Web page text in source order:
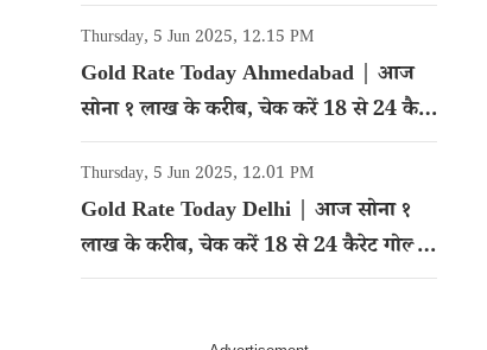
कैरेट गोल्ड का रेट
Thursday, 5 Jun 2025, 12.15 PM
Gold Rate Today Ahmedabad | आज
सोना १ लाख के करीब, चेक करें 18 से 24 कैरेट
गोल्ड का रेट
Thursday, 5 Jun 2025, 12.01 PM
Gold Rate Today Delhi | आज सोना १
लाख के करीब, चेक करें 18 से 24 कैरेट गोल्ड
का रेट